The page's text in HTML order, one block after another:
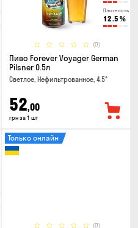
Плотность
12.5 %
(0)
Пиво Forever Voyager German
Pilsner 0.5л
Светлое, Нефильтрованное, 4.5°
52,00
грн за 1 шт
(0)
Только онлайн